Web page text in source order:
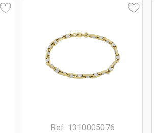
Ref. 1310005076